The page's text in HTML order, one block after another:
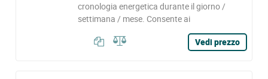
cronologia energetica durante il giorno /
settimana / mese. Consente ai
Vedi prezzo